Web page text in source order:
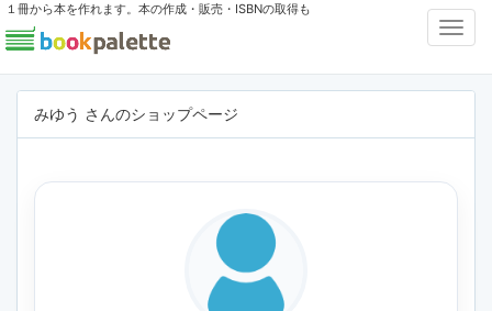
１冊から本を作れます。本の作成・販売・ISBNの取得も
みゆう さんのショップページ